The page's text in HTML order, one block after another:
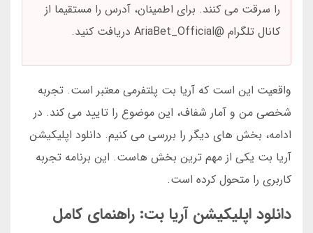
را سرقت می کنند. برای اطمینان، آدرس را مستقیما از
کانال تلگرام @AriaBet_Official دریافت کنید.
واقعیت این است که آریا بت پلتفرمی معتبر است. تجربه
شخصی من و آمار شفاف، این موضوع را تایید می کند. در
ادامه، بخش های دیگر را بررسی می کنیم. دانلود اپلیکیشن
آریا بت یکی از مهم ترین بخش هاست. این برنامه تجربه
کاربری را متحول کرده است.
دانلود اپلیکیشن آریا بت: راهنمای کامل